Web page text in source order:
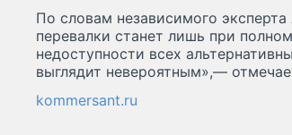
По словам независимого
перевалки станет лишь при
недоступности всех
выглядит невероятным»,—
kommersant.ru